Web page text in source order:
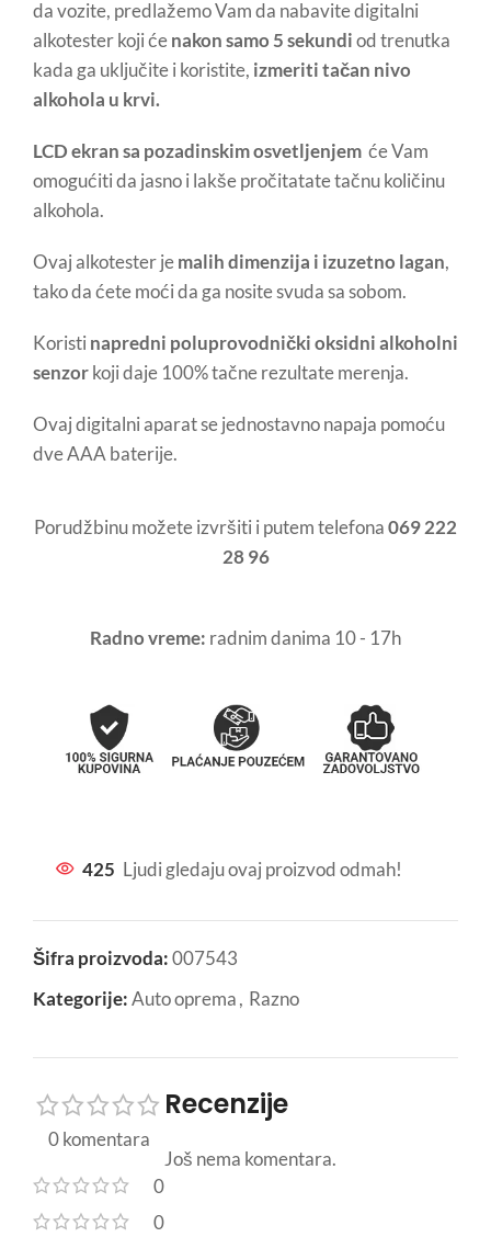
da vozite, predlažemo Vam da nabavite digitalni
alkotester koji ćenakon samo 5 sekundiod trenutka
kada ga uključite i koristite, izmeriti tačan nivo
alkohola u krvi.
LCD ekransa pozadinskim osvetljenjem će Vam
omogućiti da jasno i lakše pročitatate tačnu količinu
alkohola.
Ovaj alkotester jemalih dimenzija i izuzetno lagan,
tako da ćete moći da ga nosite svuda sa sobom.
Koristi napredni poluprovodnički oksidni alkoholni
senzorkoji daje 100% tačne rezultate merenja.
Ovaj digitalni aparat se jednostavno napaja pomoću
dve AAA baterije.
Porudžbinu možete izvršiti i putem telefona069 222
28 96
Radno vreme: radnim danima 10 - 17h
425 Ljudi gledaju ovaj proizvod odmah!
Šifra proizvoda:007543
Kategorije:Auto oprema, Razno
0 komentara
0
0
Recenzije
Još nema komentara.